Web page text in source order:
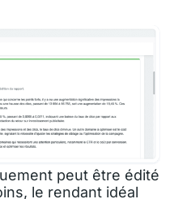
peut être édité
le rendant idéal